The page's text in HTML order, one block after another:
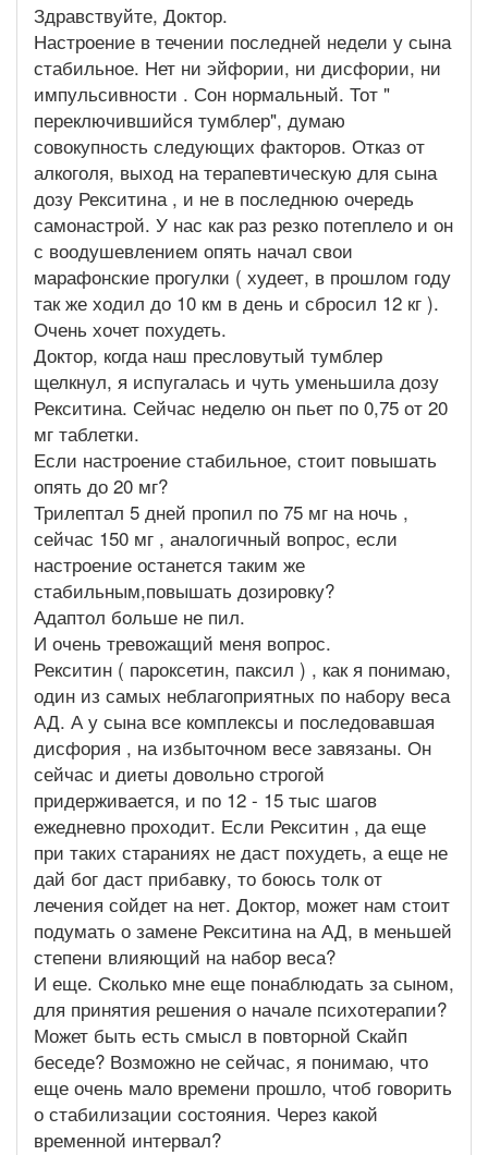
Здравствуйте, Доктор.
Настроение в течении последней недели у сына
стабильное. Нет ни эйфории, ни дисфории, ни
импульсивности . Сон нормальный. Тот "
переключившийся тумблер", думаю
совокупность следующих факторов. Отказ от
алкоголя, выход на терапевтическую для сына
дозу Рекситина , и не в последнюю очередь
самонастрой. У нас как раз резко потеплело и он
с воодушевлением опять начал свои
марафонские прогулки ( худеет, в прошлом году
так же ходил до 10 км в день и сбросил 12 кг ).
Очень хочет похудеть.
Доктор, когда наш пресловутый тумблер
щелкнул, я испугалась и чуть уменьшила дозу
Рекситина. Сейчас неделю он пьет по 0,75 от 20
мг таблетки.
Если настроение стабильное, стоит повышать
опять до 20 мг?
Трилептал 5 дней пропил по 75 мг на ночь ,
сейчас 150 мг , аналогичный вопрос, если
настроение останется таким же
стабильным,повышать дозировку?
Адаптол больше не пил.
И очень тревожащий меня вопрос.
Рекситин ( пароксетин, паксил ) , как я понимаю,
один из самых неблагоприятных по набору веса
АД. А у сына все комплексы и последовавшая
дисфория , на избыточном весе завязаны. Он
сейчас и диеты довольно строгой
придерживается, и по 12 - 15 тыс шагов
ежедневно проходит. Если Рекситин , да еще
при таких стараниях не даст похудеть, а еще не
дай бог даст прибавку, то боюсь толк от
лечения сойдет на нет. Доктор, может нам стоит
подумать о замене Рекситина на АД, в меньшей
степени влияющий на набор веса?
И еще. Сколько мне еще понаблюдать за сыном,
для принятия решения о начале психотерапии?
Может быть есть смысл в повторной Скайп
беседе? Возможно не сейчас, я понимаю, что
еще очень мало времени прошло, чтоб говорить
о стабилизации состояния. Через какой
временной интервал?